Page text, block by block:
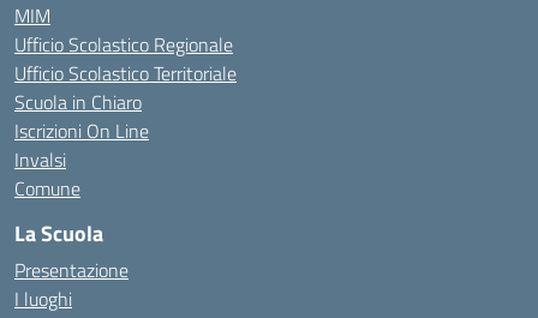
MIM
Ufficio Scolastico Regionale
Ufficio Scolastico Territoriale
Scuola in Chiaro
Iscrizioni On Line
Invalsi
Comune
La Scuola
Presentazione
I luoghi